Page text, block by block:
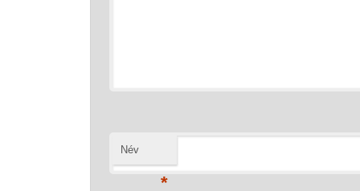
Név
*